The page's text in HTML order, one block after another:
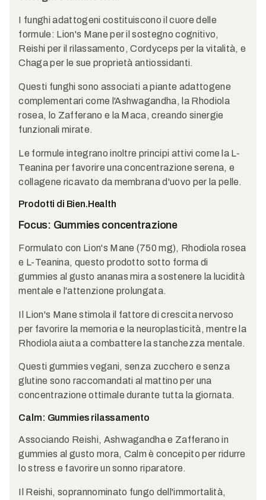
I funghi adattogeni costituiscono il cuore delle
formule: Lion's Mane per il sostegno cognitivo,
Reishi per il rilassamento, Cordyceps per la vitalità, e
Chaga per le sue proprietà antiossidanti.
Questi funghi sono associati a piante adattogene
complementari come l'Ashwagandha, la Rhodiola
rosea, lo Zafferano e la Maca, creando sinergie
funzionali mirate.
Le formule integrano inoltre principi attivi come la L-
Teanina per favorire una concentrazione serena, e
collagene ricavato da membrana d'uovo per la pelle.
Prodotti di Bien.Health
Focus: Gummies concentrazione
Formulato con Lion's Mane (750 mg), Rhodiola rosea
e L-Teanina, questo prodotto sotto forma di
gummies al gusto ananas mira a sostenere la lucidità
mentale e l'attenzione prolungata.
Il Lion's Mane stimola il fattore di crescita nervoso
per favorire la memoria e la neuroplasticità, mentre la
Rhodiola aiuta a combattere la stanchezza mentale.
Questi gummies vegani, senza zucchero e senza
glutine sono raccomandati al mattino per una
concentrazione ottimale durante tutta la giornata.
Calm: Gummies rilassamento
Associando Reishi, Ashwagandha e Zafferano in
gummies al gusto mora, Calm è concepito per ridurre
lo stress e favorire un sonno riparatore.
Il Reishi, soprannominato fungo dell'immortalità,